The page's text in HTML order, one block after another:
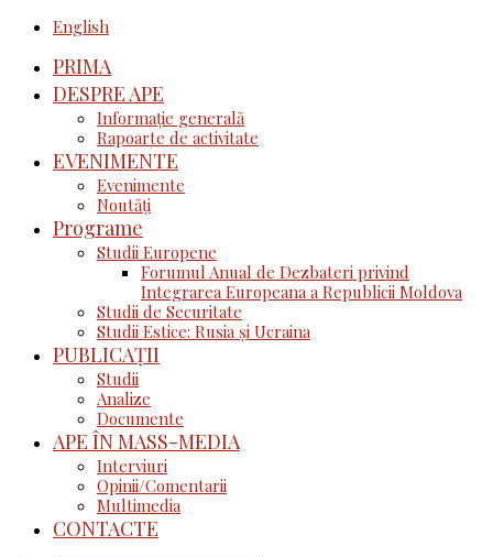
English
PRIMA
DESPRE APE
Informație generală
Rapoarte de activitate
EVENIMENTE
Evenimente
Noutăţi
Programe
Studii Europene
Forumul Anual de Dezbateri privind
Integrarea Europeana a Republicii Moldova
Studii de Securitate
Studii Estice: Rusia și Ucraina
PUBLICAȚII
Studii
Analize
Documente
APE ÎN MASS-MEDIA
Interviuri
Opinii/Comentarii
Multimedia
CONTACTE